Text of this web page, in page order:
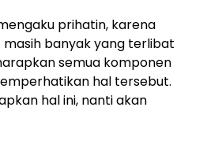
prihatin, karena
masih banyak yang terlibat
semua komponen
hal tersebut.
hal ini, nanti akan